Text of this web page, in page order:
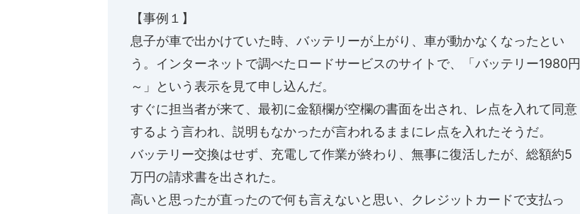
【事例１】
息子が車で出かけていた時、バッテリーが上がり、車が動かなくなったとい
う。インターネットで調べたロードサービスのサイトで、「バッテリー1980円
～」という表示を見て申し込んだ。
すぐに担当者が来て、最初に金額欄が空欄の書面を出され、レ点を入れて同意
するよう言われ、説明もなかったが言われるままにレ点を入れたそうだ。
バッテリー交換はせず、充電して作業が終わり、無事に復活したが、総額約5
万円の請求書を出された。
高いと思ったが直ったので何も言えないと思い、クレジットカードで支払っ